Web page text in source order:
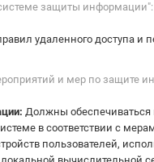
защиты информации":
удаленного доступа и
и мер по защите
Должны обеспечиваться
в соответствии с
пользователей,